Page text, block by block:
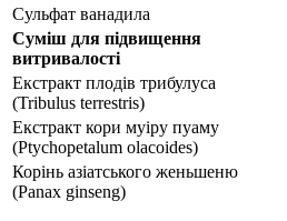
Сульфат ванадила
Суміш для підвищення
витривалості
Екстракт плодів трибулуса
(Tribulus terrestris)
Екстракт кори муіру пуаму
(Ptychopetalum olacoides)
Корінь азіатського женьшеню
(Panax ginseng)